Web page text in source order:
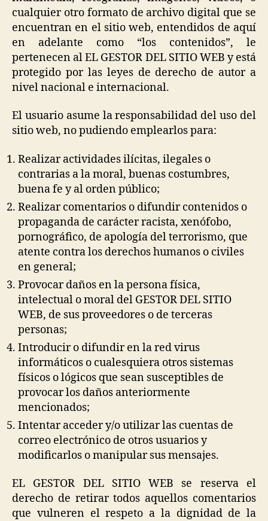
cualquier otro formato de archivo digital que se
encuentran en el sitio web, entendidos de aquí
en adelante como “los contenidos”, le
pertenecen al EL GESTOR DEL SITIO WEB y está
protegido por las leyes de derecho de autor a
nivel nacional e internacional.
El usuario asume la responsabilidad del uso del
sitio web, no pudiendo emplearlos para:
Realizar actividades ilícitas, ilegales o
contrarias a la moral, buenas costumbres,
buena fe y al orden público;
Realizar comentarios o difundir contenidos o
propaganda de carácter racista, xenófobo,
pornográfico, de apología del terrorismo, que
atente contra los derechos humanos o civiles
en general;
Provocar daños en la persona física,
intelectual o moral del GESTOR DEL SITIO
WEB, de sus proveedores o de terceras
personas;
Introducir o difundir en la red virus
informáticos o cualesquiera otros sistemas
físicos o lógicos que sean susceptibles de
provocar los daños anteriormente
mencionados;
Intentar acceder y/o utilizar las cuentas de
correo electrónico de otros usuarios y
modificarlos o manipular sus mensajes.
EL GESTOR DEL SITIO WEB se reserva el
derecho de retirar todos aquellos comentarios
que vulneren el respeto a la dignidad de la